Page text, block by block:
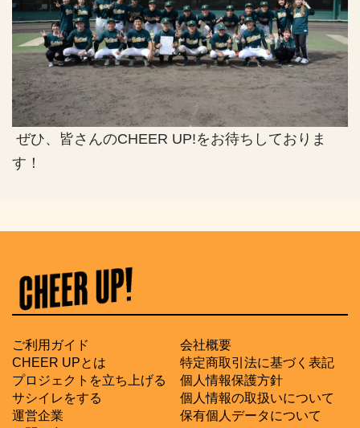
ぜひ、皆さんのCHEER UP!をお待ちしておりま
す！
P
ご利用ガイド
CHEER UPとは
プロジェクトを立ち上げる
サシイレをする
運営企業
会社概要
特定商取引法に基づく表記
個人情報保護方針
個人情報の取扱いについて
保有個人データについて